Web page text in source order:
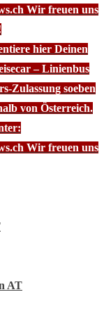
Wir freuen uns
hier Deinen
– Linienbus
Zulassung soeben
von Österreich.
Wir freuen uns
AT